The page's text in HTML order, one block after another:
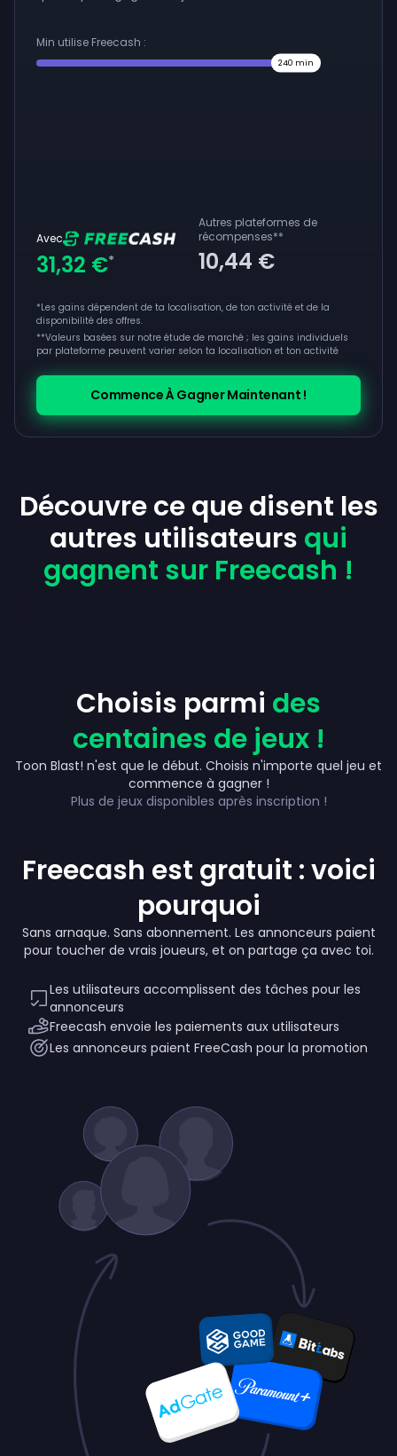
Min utilise Freecash :
240 min
Avec
31,32 €*
Autres plateformes de
récompenses**
10,44 €
*Les gains dépendent de ta localisation, de ton activité et de la
disponibilité des offres.
**Valeurs basées sur notre étude de marché ; les gains individuels
par plateforme peuvent varier selon ta localisation et ton activité
Commence À Gagner Maintenant !
Découvre ce que disent les
autres utilisateurs qui
gagnent sur Freecash !
Choisis parmi des
centaines de jeux !
Toon Blast! n'est que le début. Choisis n'importe quel jeu et
commence à gagner !
Up to 280 €
Plus de jeux disponibles après inscription !
Freecash est gratuit : voici
pourquoi
Sans arnaque. Sans abonnement. Les annonceurs paient
pour toucher de vrais joueurs, et on partage ça avec toi.
Les utilisateurs accomplissent des tâches pour les
annonceurs
Freecash envoie les paiements aux utilisateurs
Les annonceurs paient FreeCash pour la promotion